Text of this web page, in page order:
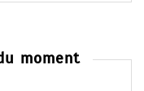
moment